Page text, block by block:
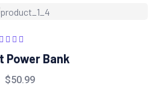
of 5
Power Bank
$50.99